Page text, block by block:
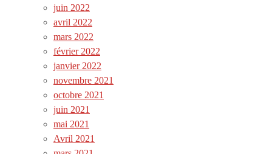
juin 2022
avril 2022
mars 2022
février 2022
janvier 2022
novembre 2021
octobre 2021
juin 2021
mai 2021
Avril 2021